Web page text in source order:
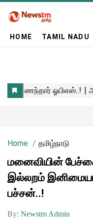
HOME TAMIL NADU
Home தமிழ்நாடு
மனைவியின்
இல்லறம்
பச்சன்..!
By: Newstm Admin